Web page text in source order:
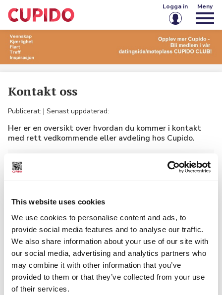
This website uses cookies
We use cookies to personalise content and ads, to
provide social media features and to analyse our traffic.
We also share information about your use of our site with
our social media, advertising and analytics partners who
may combine it with other information that you’ve
provided to them or that they’ve collected from your use
of their services.
Logga in
E-post eller användarnamn
Kom ihåg mig på den här enheten
Logga in
Meny
Kontakt oss
Publicerat: | Senast uppdaterad:
Her er en oversikt over hvordan du kommer i kontakt
med rett vedkommende eller avdeling hos Cupido.
ANNONSE
PRESSEKONTAKT
POST Adresse
REDAKSJON
TILBAKEMELDINGER/TIPS